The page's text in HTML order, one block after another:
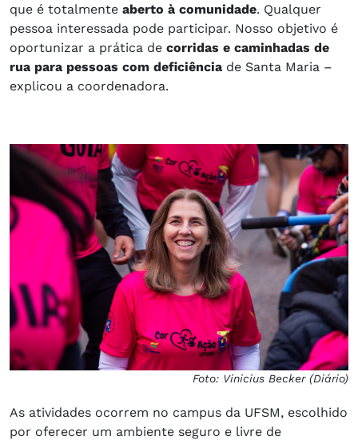
que é totalmente aberto à comunidade. Qualquer
pessoa interessada pode participar. Nosso objetivo é
oportunizar a prática de corridas e caminhadas de
rua para pessoas com deficiência de Santa Maria –
explicou a coordenadora.
Foto: Vinicius Becker (Diário)
As atividades ocorrem no campus da UFSM, escolhido
por oferecer um ambiente seguro e livre de